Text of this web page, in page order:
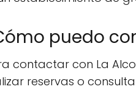
puedo
contactar con La
reservas o